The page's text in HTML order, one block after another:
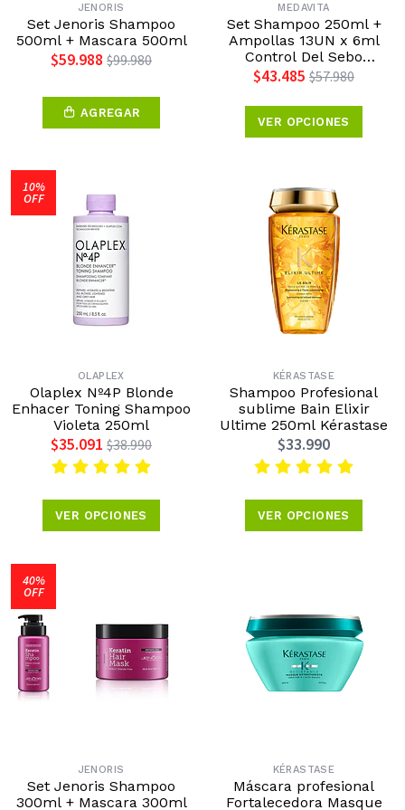
JENORIS
Set Jenoris Shampoo
500ml + Mascara 500ml
$59.988 $99.980
AGREGAR
MEDAVITA
Set Shampoo 250ml +
Ampollas 13UN x 6ml
Control Del Sebo
Medavita
$43.485 $57.980
VER OPCIONES
10%
OFF
OLAPLEX
Olaplex Nº4P Blonde
Enhacer Toning Shampoo
Violeta 250ml
$35.091 $38.990
VER OPCIONES
KÉRASTASE
Shampoo Profesional
sublime Bain Elixir
Ultime 250ml Kérastase
$33.990
VER OPCIONES
40%
OFF
JENORIS
Set Jenoris Shampoo
300ml + Mascara 300ml
KÉRASTASE
Máscara profesional
Fortalecedora Masque